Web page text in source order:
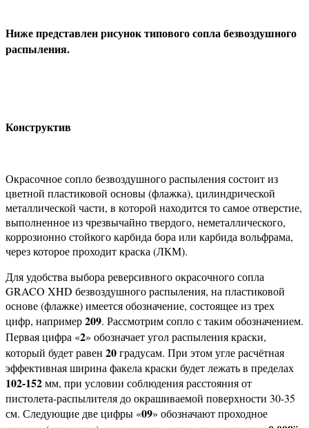
Ниже представлен рисунок типового сопла безвоздушного
распыления.
Конструктив
Окрасочное сопло безвоздушного распыления состоит из
цветной пластиковой основы (флажка), цилиндрической
металлической части, в которой находится то самое отверстие,
выполненное из чрезвычайно твердого, неметаллического,
коррозионно стойкого карбида бора или карбида вольфрама,
через которое проходит краска (ЛКМ).
Для удобства выбора реверсивного окрасочного сопла
GRACO XHD безвоздушного распыления, на пластиковой
основе (флажке) имеется обозначение, состоящее из трех
цифр, например209. Рассмотрим сопло с таким обозначением.
Первая цифра «2» обозначает угол распыления краски,
который будет равен 20градусам. При этом угле расчётная
эффективная ширина факела краски будет лежать в пределах
102-152мм, при условии соблюдения расстояния от
пистолета-распылителя до окрашиваемой поверхности 30-35
см. Следующие две цифры «09» обозначают проходное